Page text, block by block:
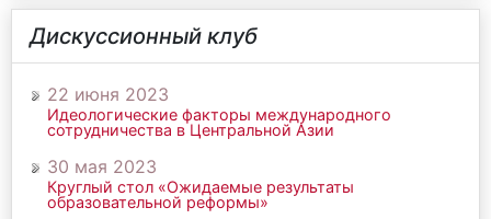
Дискуссионный клуб
22 июня 2023
Идеологические факторы международного
сотрудничества в Центральной Азии
30 мая 2023
Круглый стол «Ожидаемые результаты
образовательной реформы»